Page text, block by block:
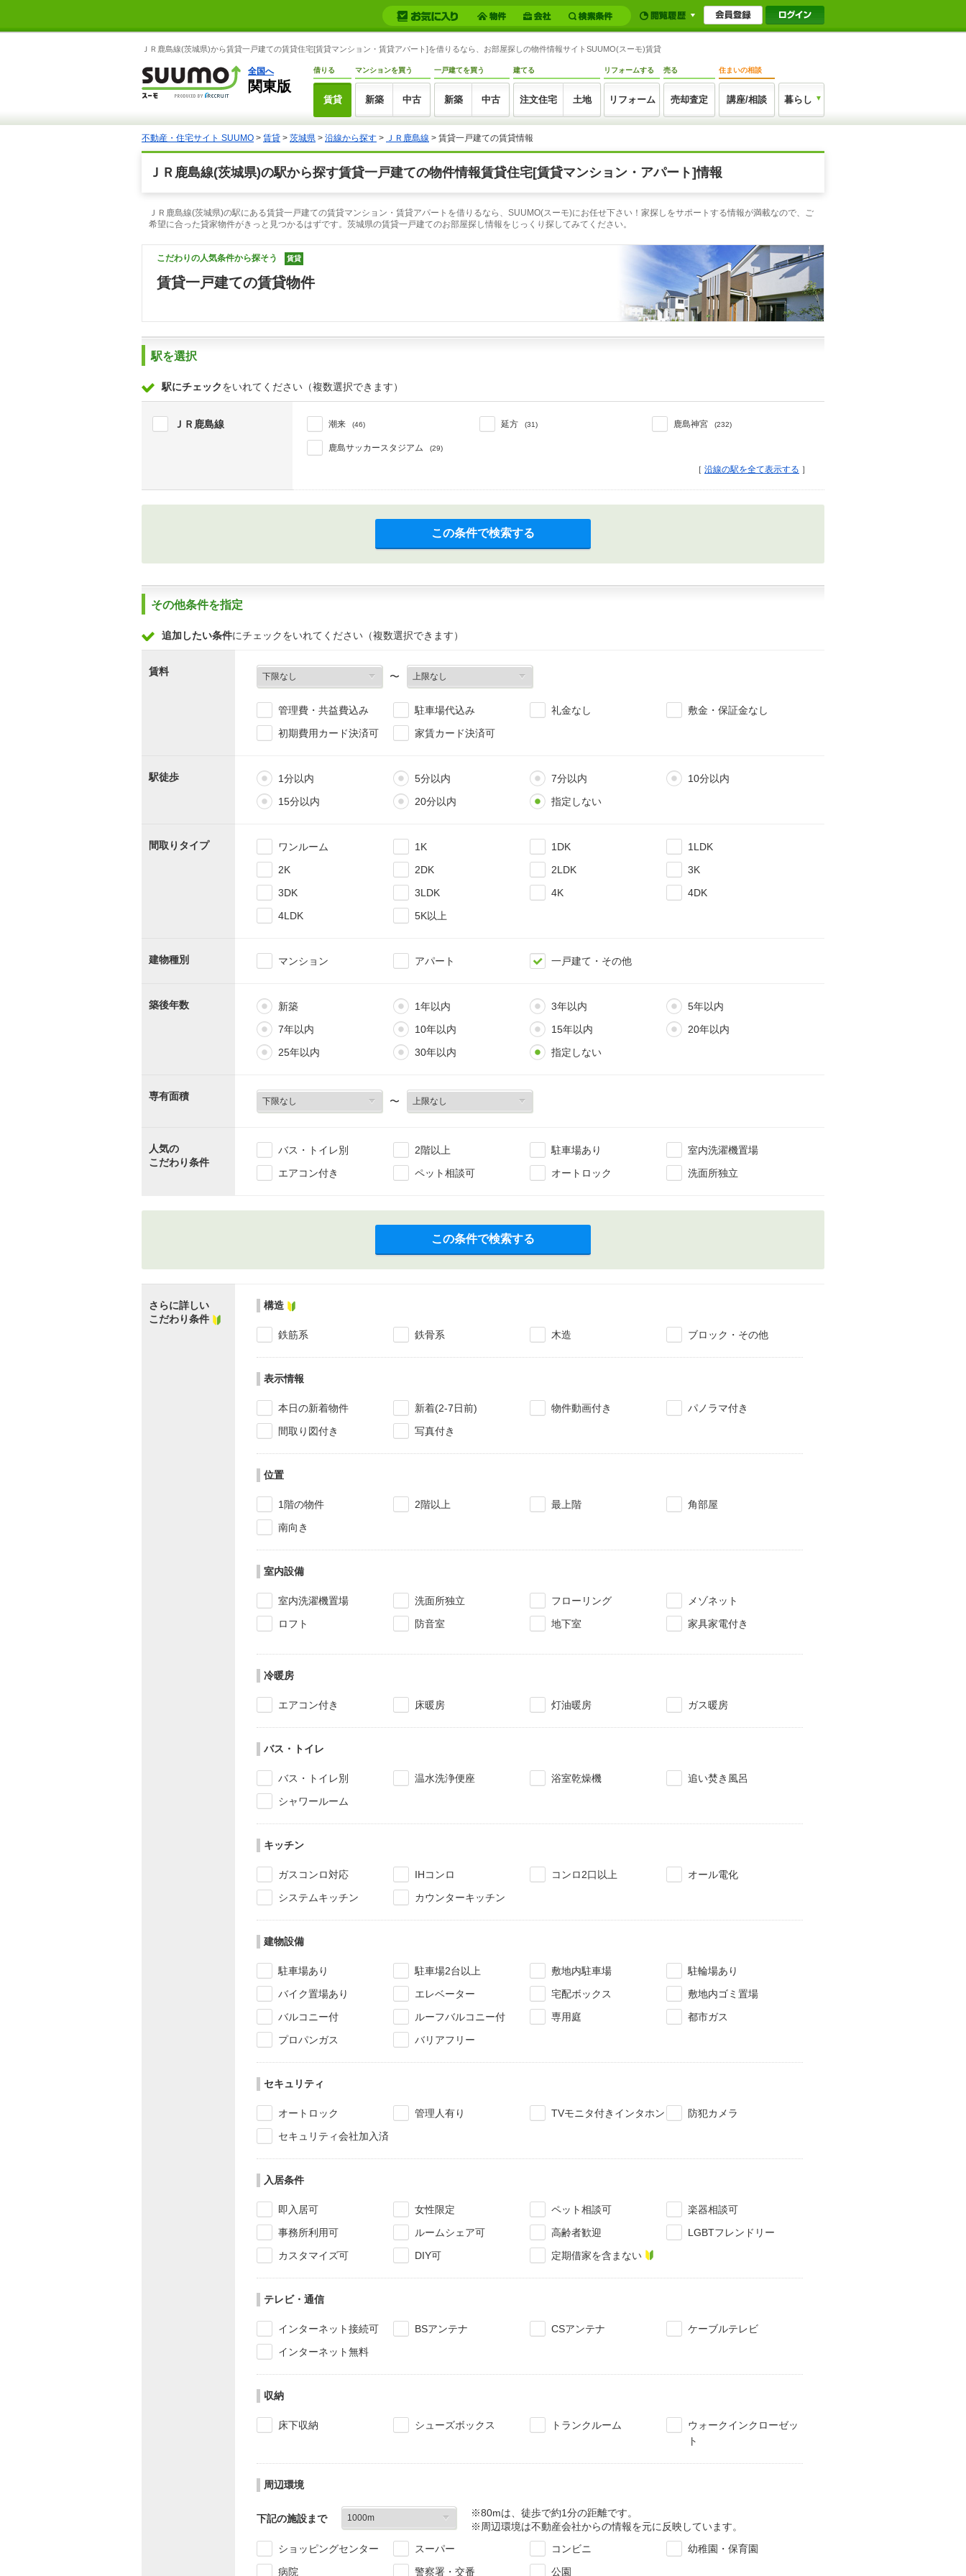
ＪＲ鹿島線(茨城県)から賃貸一戸建ての賃貸住宅[賃貸マンション・賃貸アパート]を借りるなら、お部屋探しの物件情報サイトSUUMO(スーモ)賃貸
全国へ
関東版
借りる
賃貸
マンションを買う
新築 中古
一戸建てを買う
新築 中古
建てる
注文住宅 土地
リフォームする
リフォーム
売る
売却査定
住まいの相談
講座/相談 暮らし
不動産・住宅サイト SUUMO > 賃貸 > 茨城県 > 沿線から探す > ＪＲ鹿島線 > 賃貸一戸建ての賃貸情報
ＪＲ鹿島線(茨城県)の駅から探す賃貸一戸建ての物件情報賃貸住宅[賃貸マンション・アパート]情報
ＪＲ鹿島線(茨城県)の駅にある賃貸一戸建ての賃貸マンション・賃貸アパートを借りるなら、SUUMO(スーモ)にお任せ下さい！家探しをサポートする情報が満載なので、ご
希望に合った貸家物件がきっと見つかるはずです。茨城県の賃貸一戸建てのお部屋探し情報をじっくり探してみてください。
こだわりの人気条件から探そう 賃貸
賃貸一戸建ての賃貸物件
駅を選択
駅にチェックをいれてください（複数選択できます）
ＪＲ鹿島線 潮来 (46) 延方 (31) 鹿島神宮 (232)
鹿島サッカースタジアム (29)
［ 沿線の駅を全て表示する ］
この条件で検索する
その他条件を指定
追加したい条件にチェックをいれてください（複数選択できます）
賃料 〜
管理費・共益費込み 駐車場代込み 礼金なし
敷金・保証金なし
初期費用カード決済可
家賃カード決済可
駅徒歩 1分以内 5分以内 7分以内
10分以内
15分以内
20分以内 指定しない
間取りタイプ ワンルーム 1K 1DK
1LDK
2K
2DK 2LDK
3K
3DK
3LDK 4K
4DK
4LDK
5K以上
建物種別 マンション アパート 一戸建て・その他
築後年数 新築 1年以内 3年以内
5年以内
7年以内
10年以内 15年以内
20年以内
25年以内
30年以内 指定しない
専有面積 〜
人気の
こだわり条件
バス・トイレ別 2階以上 駐車場あり
室内洗濯機置場
エアコン付き
ペット相談可 オートロック 洗面所独立
この条件で検索する
さらに詳しい
こだわり条件
構造
鉄筋系 鉄骨系 木造 ブロック・その他
表示情報
本日の新着物件 新着(2-7日前) 物件動画付き
パノラマ付き
間取り図付き
写真付き
位置
1階の物件 2階以上 最上階
角部屋
南向き
室内設備
室内洗濯機置場 洗面所独立 フローリング
メゾネット
ロフト
防音室 地下室 家具家電付き
冷暖房
エアコン付き 床暖房 灯油暖房 ガス暖房
バス・トイレ
バス・トイレ別 温水洗浄便座 浴室乾燥機
追い焚き風呂
シャワールーム
キッチン
ガスコンロ対応 IHコンロ コンロ2口以上
オール電化
システムキッチン
カウンターキッチン
建物設備
駐車場あり 駐車場2台以上 敷地内駐車場
駐輪場あり
バイク置場あり
エレベーター 宅配ボックス
敷地内ゴミ置場
バルコニー付
ルーフバルコニー付 専用庭
都市ガス
プロパンガス
バリアフリー
セキュリティ
オートロック 管理人有り TVモニタ付きインタホン
防犯カメラ
セキュリティ会社加入済
入居条件
即入居可 女性限定 ペット相談可
楽器相談可
事務所利用可
ルームシェア可 高齢者歓迎
LGBTフレンドリー
カスタマイズ可
DIY可 定期借家を含まない
テレビ・通信
インターネット接続可 BSアンテナ CSアンテナ
ケーブルテレビ
インターネット無料
収納
床下収納 シューズボックス トランクルーム
ウォークインクローゼッ
ト
周辺環境
下記の施設まで
※80mは、徒歩で約1分の距離です。
※周辺環境は不動産会社からの情報を元に反映しています。
ショッピングセンター
スーパー コンビニ
幼稚園・保育園
病院
警察署・交番 公園